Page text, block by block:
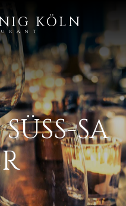
KÖLN
SAU